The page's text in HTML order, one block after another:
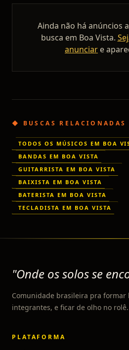
Ainda não há anúncios
busca em Boa Vista.
anunciar e
◆ BUSCAS RELACIONADAS
TODOS OS MÚSICOS EM BOA
BANDAS EM BOA VISTA
GUITARRISTA EM BOA VISTA
BAIXISTA EM BOA VISTA
BATERISTA EM BOA VISTA
TECLADISTA EM BOA VISTA
"Onde os solos se
Comunidade brasileira pra formar
integrantes, e ficar de olho no rolê.
PLATAFORMA